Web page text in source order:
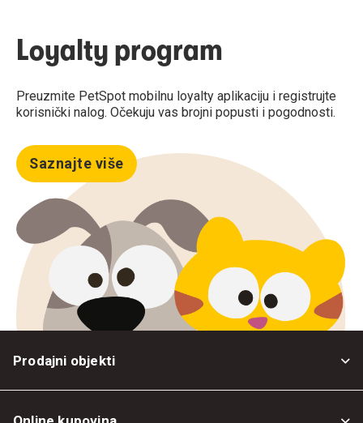
Loyalty program
Preuzmite PetSpot mobilnu loyalty aplikaciju i registrujte
korisnički nalog. Očekuju vas brojni popusti i pogodnosti.
Saznajte više
Prodajni objekti